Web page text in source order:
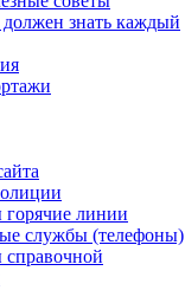
знать каждый
линии
службы (телефоны)